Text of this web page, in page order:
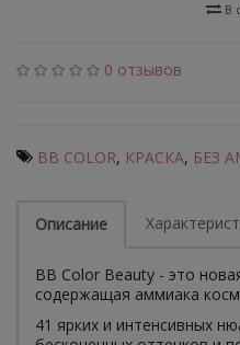
В
0 отзывов
BB COLOR, КРАСКА, БЕЗ
Описание
BB Color Beauty - это
содержащая аммиака
41 ярких и интенсивных